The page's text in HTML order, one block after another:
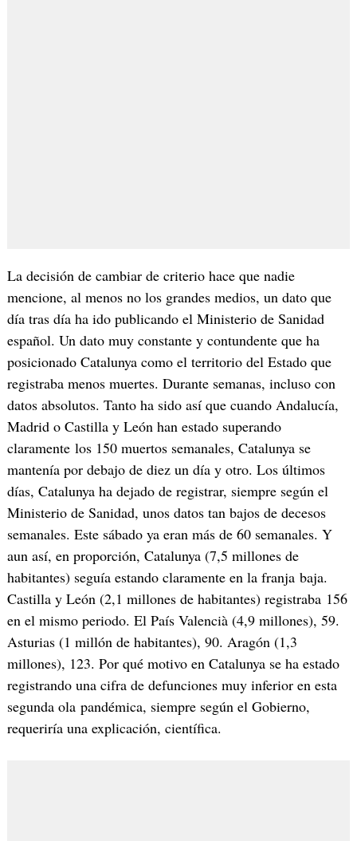
La decisión de cambiar de criterio hace que nadie
mencione, al menos no los grandes medios, un dato que
día tras día ha ido publicando el Ministerio de Sanidad
español. Un dato muy constante y contundente que ha
posicionado Catalunya como el territorio del Estado que
registraba menos muertes. Durante semanas, incluso con
datos absolutos. Tanto ha sido así que cuando Andalucía,
Madrid o Castilla y León han estado superando
claramente los 150 muertos semanales, Catalunya se
mantenía por debajo de diez un día y otro. Los últimos
días, Catalunya ha dejado de registrar, siempre según el
Ministerio de Sanidad, unos datos tan bajos de decesos
semanales. Este sábado ya eran más de 60 semanales. Y
aun así, en proporción, Catalunya (7,5 millones de
habitantes) seguía estando claramente en la franja baja.
Castilla y León (2,1 millones de habitantes) registraba 156
en el mismo periodo. El País Valencià (4,9 millones), 59.
Asturias (1 millón de habitantes), 90. Aragón (1,3
millones), 123. Por qué motivo en Catalunya se ha estado
registrando una cifra de defunciones muy inferior en esta
segunda ola pandémica, siempre según el Gobierno,
requeriría una explicación, científica.